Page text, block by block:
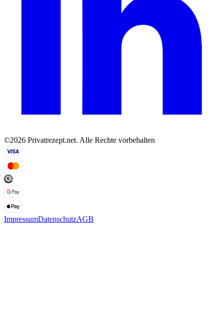
©2026 Privatrezept.net. Alle Rechte vorbehalten
ImpressumDatenschutzAGB